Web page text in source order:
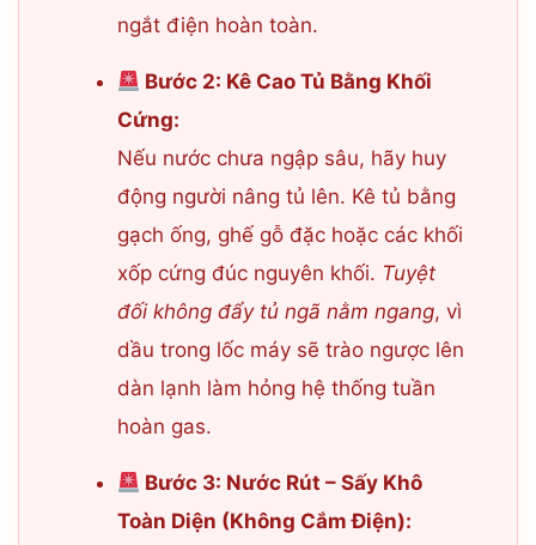
ngắt điện hoàn toàn.
Bước 2: Kê Cao Tủ Bằng Khối
Cứng:
Nếu nước chưa ngập sâu, hãy huy
động người nâng tủ lên. Kê tủ bằng
gạch ống, ghế gỗ đặc hoặc các khối
xốp cứng đúc nguyên khối. Tuyệt
đối không đẩy tủ ngã nằm ngang, vì
dầu trong lốc máy sẽ trào ngược lên
dàn lạnh làm hỏng hệ thống tuần
hoàn gas.
Bước 3: Nước Rút – Sấy Khô
Toàn Diện (Không Cắm Điện):